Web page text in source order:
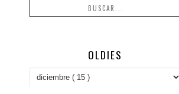
OLDIES